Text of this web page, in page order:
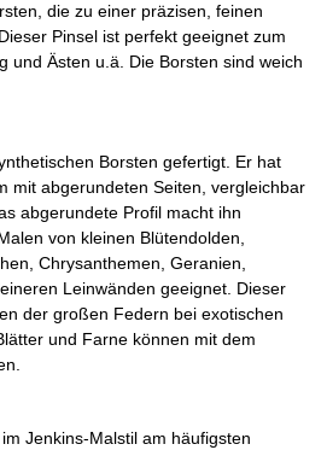
die zu einer präzisen, feinen
Pinsel ist perfekt geeignet zum
und Ästen u.ä. Die Borsten sind weich
Borsten gefertigt. Er hat
mit abgerundeten Seiten, vergleichbar
abgerundete Profil macht ihn
von kleinen Blütendolden,
Chrysanthemen, Geranien,
Leinwänden geeignet. Dieser
der großen Federn bei exotischen
und Farne können mit dem
Jenkins-Malstil am häufigsten